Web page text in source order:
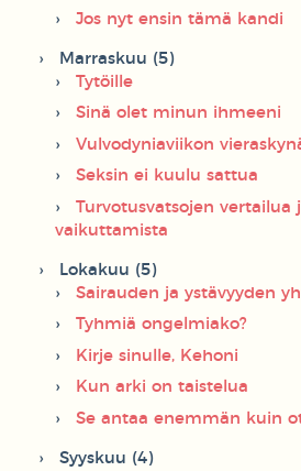
Jos nyt ensin tämä kandi
Marraskuu (5)
Tytöille
Sinä olet minun ihmeeni
Vulvodyniaviikon
Seksin ei kuulu sattua
Turvotusvatsojen vertailua
vaikuttamista
Lokakuu (5)
Sairauden ja ystävyyden
Tyhmiä ongelmiako?
Kirje sinulle, Kehoni
Kun arki on taistelua
Se antaa enemmän kuin
Syyskuu (4)